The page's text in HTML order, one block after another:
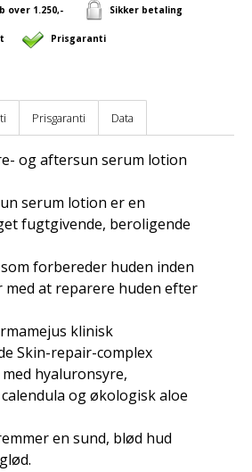
over 1.250,- Sikker betaling
Prisgaranti
Prisgaranti Data
og aftersun serum lotion
serum lotion er en
fugtgivende, beroligende
forbereder huden inden
at reparere huden efter
klinisk
Skin-repair-complex
hyaluronsyre,
og økologisk aloe
en sund, blød hud